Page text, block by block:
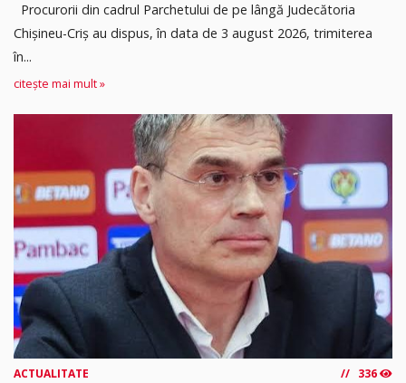
Procurorii din cadrul Parchetului de pe lângă Judecătoria
Chișineu-Criș au dispus, în data de 3 august 2026, trimiterea
în...
citește mai mult »
ACTUALITATE 336